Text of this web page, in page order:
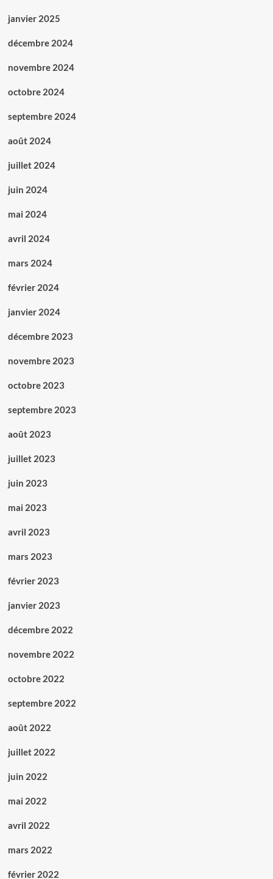
janvier 2025
décembre 2024
novembre 2024
octobre 2024
septembre 2024
août 2024
juillet 2024
juin 2024
mai 2024
avril 2024
mars 2024
février 2024
janvier 2024
décembre 2023
novembre 2023
octobre 2023
septembre 2023
août 2023
juillet 2023
juin 2023
mai 2023
avril 2023
mars 2023
février 2023
janvier 2023
décembre 2022
novembre 2022
octobre 2022
septembre 2022
août 2022
juillet 2022
juin 2022
mai 2022
avril 2022
mars 2022
février 2022